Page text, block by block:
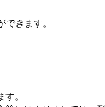
きます。
。